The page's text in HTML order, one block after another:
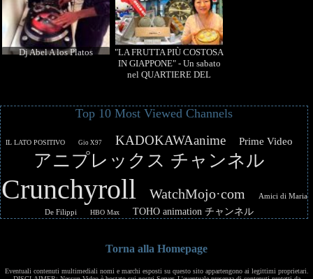
Dj Abel A los Platos
"LA FRUTTA PIÙ COSTOSA
IN GIAPPONE" - Un sabato
nel QUARTIERE DEL
Top 10 Most Viewed Channels
IL LATO POSITIVO Gio X97 KADOKAWAanime Prime Video
アニプレックス チャンネル
Crunchyroll WatchMojo·com
Amici di Maria
De Filippi
HBO Max TOHO animation チャンネル
Torna alla Homepage
Eventuali contenuti multimediali nomi e marchi esposti su questo sito appartengono ai legittimi proprietari.